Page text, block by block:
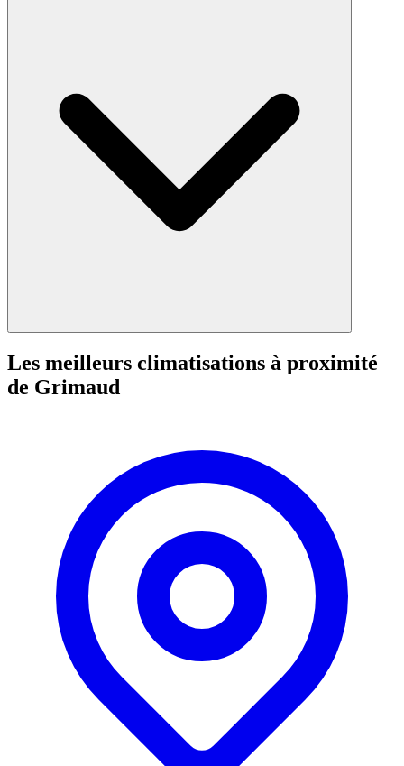
Les meilleurs climatisations à proximité
de Grimaud